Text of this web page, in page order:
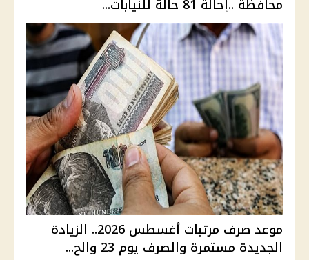
موعد صرف مرتبات أغسطس 2026.. الزيادة
الجديدة مستمرة والصرف يوم 23 والح...